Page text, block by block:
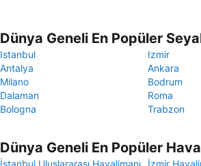
Dünya Geneli En Popüler
Istanbul
Izmir
Antalya
Ankara
Milano
Bodrum
Dalaman
Roma
Bologna
Trabzon
Dünya Geneli En Popüler
İstanbul Uluslararası Havalimanı İzmir